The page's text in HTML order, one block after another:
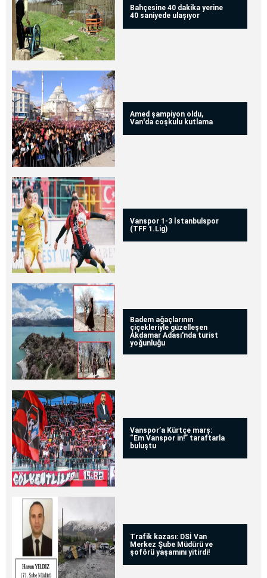
Bahçesine 40 dakika yerine
40 saniyede ulaşıyor
Amed şampiyon oldu,
Van'da coşkulu kutlama
Vanspor 1-3 İstanbulspor
(TFF 1.Lig)
Badem ağaçlarının
çiçekleriyle güzelleşen
Akdamar Adası'nda turist
yoğunluğu
Vanspor’a Kürtçe marş:
“Em Vanspor in!” taraftarla
buluştu
Trafik kazası: DSİ Van
Merkez Şube Müdürü ve
şoförü yaşamını yitirdi!